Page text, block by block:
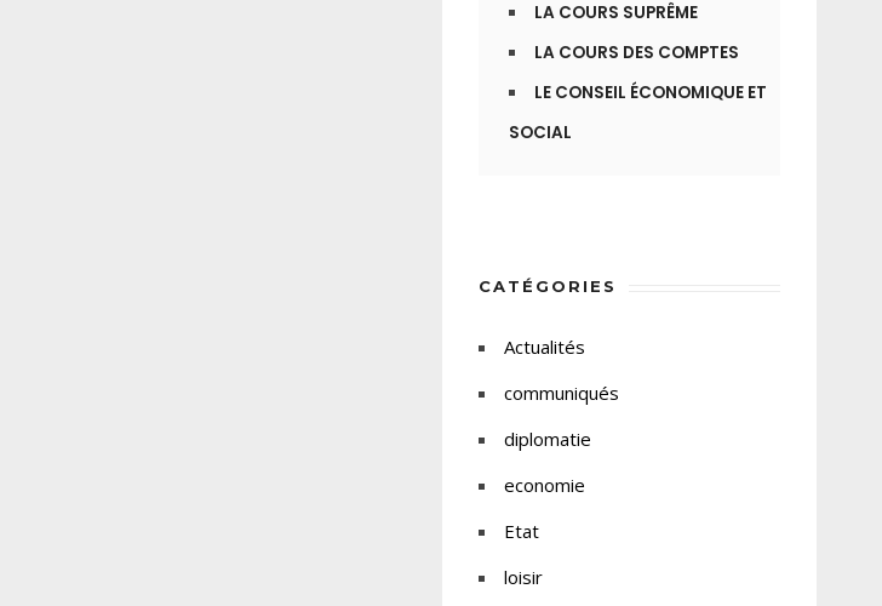
LA COURS SUPRÊME
LA COURS DES COMPTES
LE CONSEIL ÉCONOMIQUE ET
SOCIAL
CATÉGORIES
Actualités
communiqués
diplomatie
economie
Etat
loisir